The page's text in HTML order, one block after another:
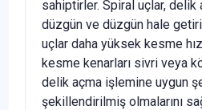
sahiptirler. Spiral uçlar, delik
düzgün ve düzgün hale
uçlar daha yüksek kesme
kesme kenarları sivri veya
delik açma işlemine uygun
şekillendirilmiş olmalarını